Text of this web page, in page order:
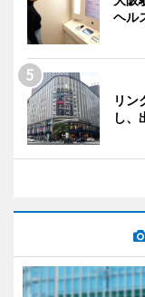
ヘル
リン
し、